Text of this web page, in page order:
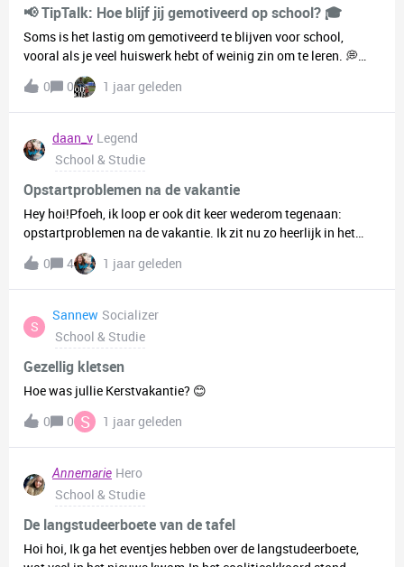
📢 TipTalk: Hoe blijf jij gemotiveerd op school? 🎓
Soms is het lastig om gemotiveerd te blijven voor school,
vooral als je veel huiswerk hebt of weinig zin om te leren. 💭
📚 👉 Wat zijn jouw beste tips om gemotiveerd te blijven?💡
Hoe zorg jij ervoor dat je niet uitstelt?🎯 Heb je een trucje om
jezelf te belonen na een taak? Drop je tips in de reacties en help
elkaar vooruit! 👇🔥
0 0 1 jaar geleden
daan_v Legend
School & Studie
Opstartproblemen na de vakantie
Hey hoi!Pfoeh, ik loop er ook dit keer wederom tegenaan:
opstartproblemen na de vakantie. Ik zit nu zo heerlijk in het
relaxte vakantieritme dat ik het lastig vind mezelf weer ‘aan’ te
krijgen voor productieve dingen als schoolwerk. 😖Hebben
jullie tips om jezelf weer te motiveren/weer in het ritme te
krijgen na zo’n heerlijke chillvakantie? Ik kan ze wel
gebruiken 😝🙏🏻Groetjes, Daan :))
0 4 1 jaar geleden
S
Sannew Socializer
School & Studie
Gezellig kletsen
Hoe was jullie Kerstvakantie? 😊
0
0 S 1 jaar geleden
Annemarie Hero
School & Studie
De langstudeerboete van de tafel
Hoi hoi, Ik ga het eventjes hebben over de langstudeerboete,